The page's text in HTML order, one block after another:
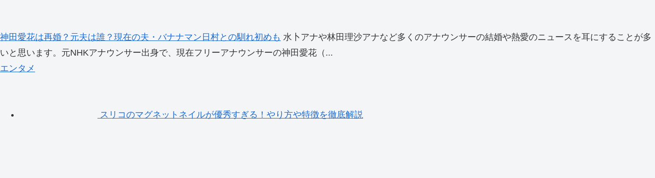
神田愛花は再婚？元夫は誰？現在の夫・バナナマン日村との馴れ初めも 水卜アナや林田理沙アナなど多くのアナウンサーの結婚や熱愛のニュースを耳にすることが多
いと思います。元NHKアナウンサー出身で、現在フリーアナウンサーの神田愛花（...
エンタメ
スリコのマグネットネイルが優秀すぎる！やり方や特徴を徹底解説